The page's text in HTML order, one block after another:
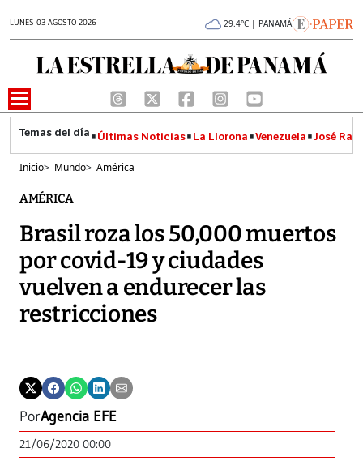
LUNES 03 AGOSTO 2026 29.4°C | PANAMÁ
Últimas Noticias La Llorona Venezuela José
Inicio> Mundo> América
AMÉRICA
Brasil roza los 50,000 muertos
por covid-19 y ciudades
vuelven a endurecer las
restricciones
PorAgencia EFE
21/06/2020 00:00